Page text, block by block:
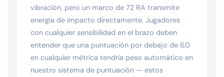
vibración, pero un marco de 72 RA transmite
energía de impacto directamente. Jugadores
con cualquier sensibilidad en el brazo deben
entender que una puntuación por debajo de 6.0
en cualquier métrica tendría peso automático en
nuestro sistema de puntuación — estos